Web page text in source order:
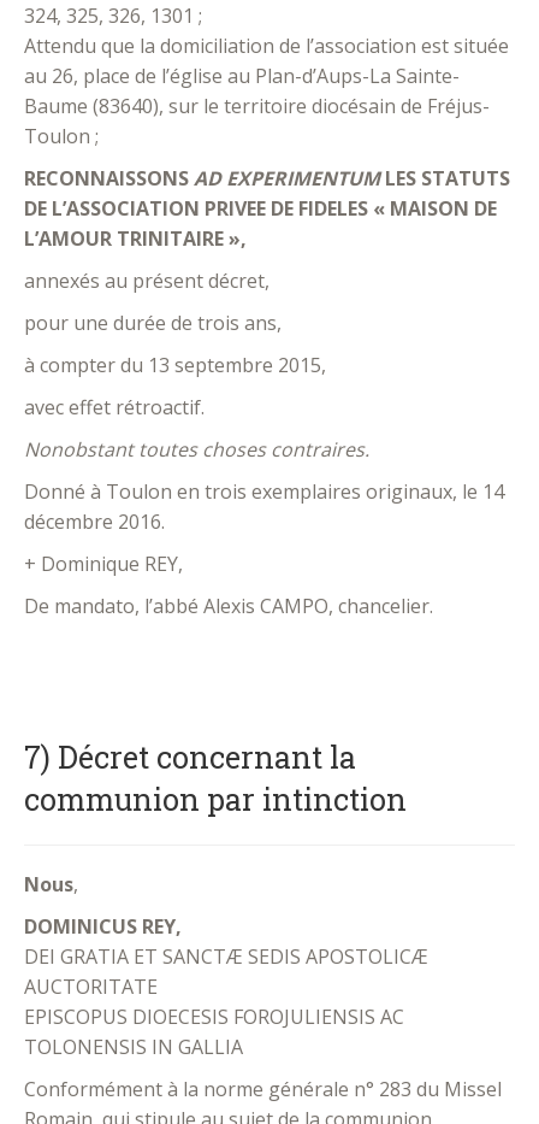
324, 325, 326, 1301 ;
Attendu que la domiciliation de l’association est située
au 26, place de l’église au Plan-d’Aups-La Sainte-
Baume (83640), sur le territoire diocésain de Fréjus-
Toulon ;
RECONNAISSONSAD EXPERIMENTUMLES STATUTS
DE L’ASSOCIATION PRIVEE DE FIDELES « MAISON DE
L’AMOUR TRINITAIRE »,
annexés au présent décret,
pour une durée de trois ans,
à compter du 13 septembre 2015,
avec effet rétroactif.
Nonobstant toutes choses contraires.
Donné à Toulon en trois exemplaires originaux, le 14
décembre 2016.
+ Dominique REY,
De mandato, l’abbé Alexis CAMPO, chancelier.
7) Décret concernant la
communion par intinction
Nous,
DOMINICUS REY,
DEI GRATIA ET SANCTÆ SEDIS APOSTOLICÆ
AUCTORITATE
EPISCOPUS DIOECESIS FOROJULIENSIS AC
TOLONENSIS IN GALLIA
Conformément à la norme générale n° 283 du Missel